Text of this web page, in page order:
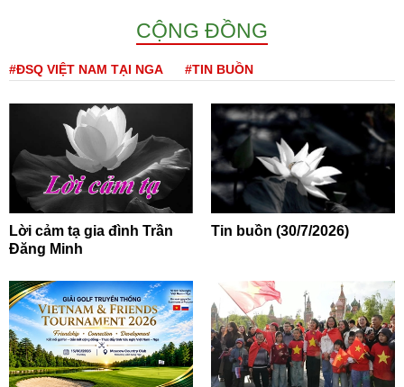
CỘNG ĐỒNG
#ĐSQ VIỆT NAM TẠI NGA #TIN BUỒN
Lời cảm tạ gia đình Trần
Đăng Minh
Tin buồn (30/7/2026)